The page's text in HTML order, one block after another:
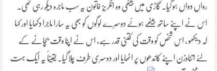
رواں دواں ہو گیا۔ گاڑی میں بیٹھی وہ انگریز خاتون یہ سب ماجرہ دیکھ رہی تھی۔
اس نے اپنے ساتھ بیٹھے ہوئے دوسرے لوگوں کو بھی یہ سارا ماجرا دکھایا اور کہا
کہ دیکھو ، اس شخص کو وقت کی کتنی قدر ہے، اس نے اپنا وقت بچانے کے
لئے اتناوزن اپنے کاندھوں پر اٹھایا اور دوسری طرف چلا گیا۔ یقیناً یہ ایک بہت